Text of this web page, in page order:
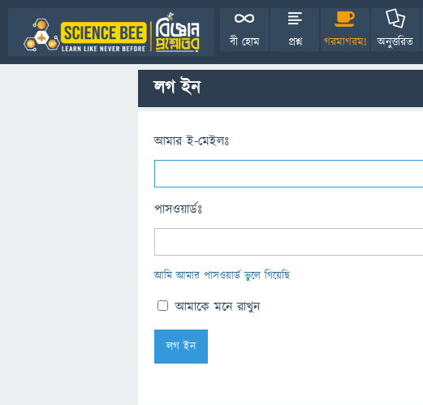
বী হোম প্রশ্ন গরমাগরম! অনুত্তরিত
লগ ইন
আমার ই-মেইলঃ
পাসওয়ার্ডঃ
আমি আমার পাসওয়ার্ড ভুলে গিয়েছি
আমাকে মনে রাখুন